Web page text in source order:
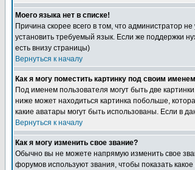
Моего языка нет в списке!
Причина скорее всего в том, что администратор
установить требуемый язык. Если же поддержки
есть внизу страницы)
Вернуться к началу
Как я могу поместить картинку под своим
Под именем пользователя могут быть две
ниже может находиться картинка побольше,
какие аватары могут быть использованы. Если в
Вернуться к началу
Как я могу изменить свое звание?
Обычно вы не можете напрямую изменить свое
форумов используют звания, чтобы показать